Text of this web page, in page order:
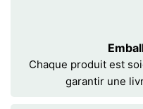
Chaque produit est
garantir une